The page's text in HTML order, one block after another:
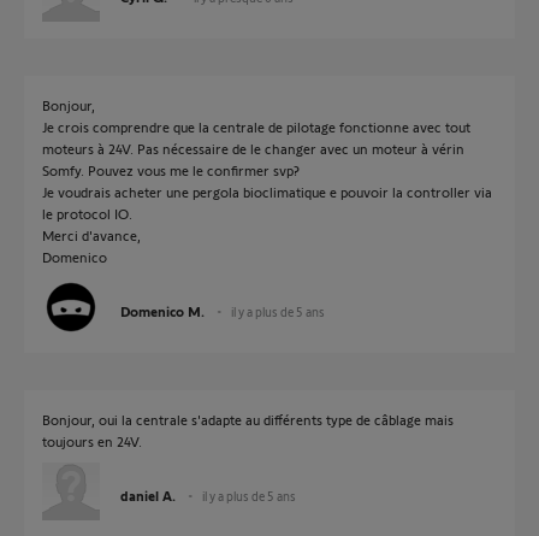
Bonjour,
Je crois comprendre que la centrale de pilotage fonctionne avec tout
moteurs à 24V. Pas nécessaire de le changer avec un moteur à vérin
Somfy. Pouvez vous me le confirmer svp?
Je voudrais acheter une pergola bioclimatique e pouvoir la controller via
le protocol IO.
Merci d'avance,
Domenico
Domenico M. il y a plus de 5 ans
Bonjour, oui la centrale s'adapte au différents type de câblage mais
toujours en 24V.
daniel A. il y a plus de 5 ans